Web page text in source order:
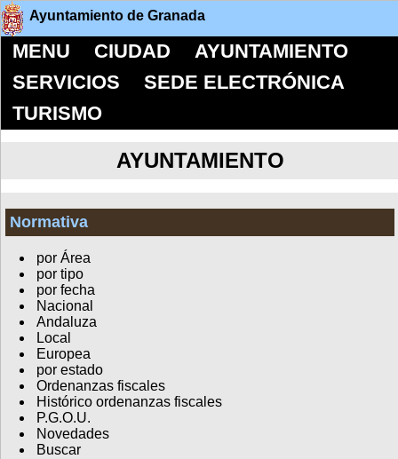
Ayuntamiento de Granada
MENU CIUDAD
AYUNTAMIENTO
SERVICIOS
SEDE ELECTRÓNICA
TURISMO
AYUNTAMIENTO
Normativa
por Área
por tipo
por fecha
Nacional
Andaluza
Local
Europea
por estado
Ordenanzas fiscales
Histórico ordenanzas fiscales
P.G.O.U.
Novedades
Buscar